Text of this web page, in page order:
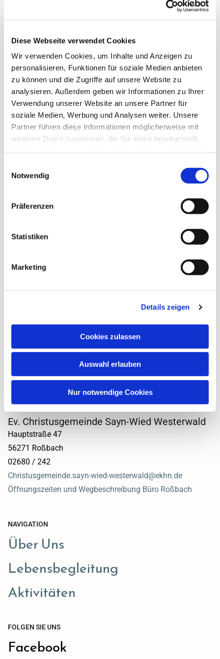
Diese Webseite verwendet Cookies
Wir verwenden Cookies, um Inhalte und Anzeigen zu
personalisieren, Funktionen für soziale Medien anbieten
zu können und die Zugriffe auf unsere Website zu
analysieren. Außerdem geben wir Informationen zu Ihrer
Verwendung unserer Website an unsere Partner für
soziale Medien, Werbung und Analysen weiter. Unsere
Partner führen diese Informationen möglicherweise mit
weiteren Daten zusammen, die Sie ihnen bereitgestellt
Notwendig
Präferenzen
Statistiken
Marketing
Details zeigen
Cookies zulassen
Auswahl erlauben
Nur notwendige Cookies
Essen, Über 'Gott und die Welt reden'
Dies könnte Sie auch
interessieren
Ev. Christusgemeinde Sayn-Wied Westerwald
Hauptstraße 47
56271 Roßbach
02680 / 242
Christusgemeinde.sayn-wied-westerwald@ekhn.de
Öffnungszeiten und Wegbeschreibung Büro Roßbach
NAVIGATION
Über Uns
Lebensbegleitung
Aktivitäten
FOLGEN SIE UNS
Facebook